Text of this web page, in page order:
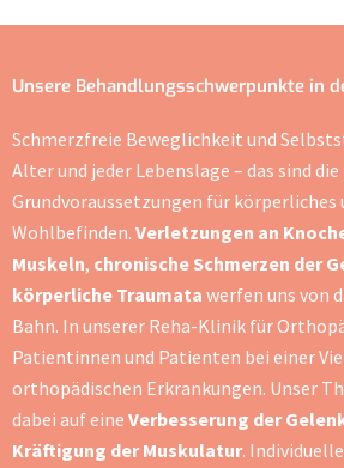
Unsere Behandlungsschwerpunkte in
Schmerzfreie Beweglichkeit und
Alter und jeder Lebenslage – das sind die
Grundvoraussetzungen für körperliches
Wohlbefinden. Verletzungen an
Muskeln, chronische Schmerzen der
körperliche Traumata werfen uns von
Bahn. In unserer Reha-Klinik für
Patientinnen und Patienten bei einer
orthopädischen Erkrankungen. Unser
dabei auf eine Verbesserung der
Kräftigung der Muskulatur.